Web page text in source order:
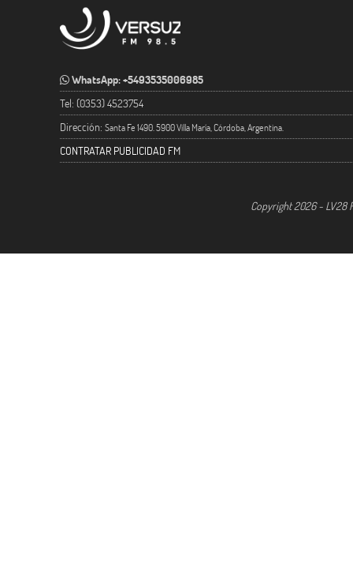
WhatsApp: +5493535006985
Tel: (0353) 4523754
Dirección: Santa Fe 1490. 5900 Villa María, Córdoba, Argentina.
CONTRATAR PUBLICIDAD FM
Copyright 2026 - LV28